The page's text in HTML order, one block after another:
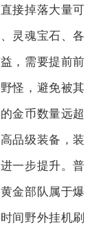
接掉落大量可
灵魂宝石、各
，需要提前前
怪，避免被其
金币数量远超
品级装备，装
一步提升。普
金部队属于爆
间野外挂机刷